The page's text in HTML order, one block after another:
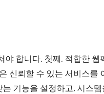
합니다. 첫째, 적합한 웹
신뢰할 수 있는 서비스를
기능을 설정하고, 시스